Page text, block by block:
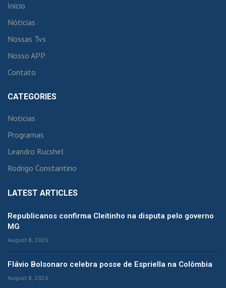
Inicio
Nóticias
Nossas Tvs
Nosso APP
Contato
CATEGORIES
Noticias
Programas
Leandro Rucshel
Rodrigo Constantino
LATEST ARTICLES
Republicanos confirma Cleitinho na disputa pelo governo
MG
August 8, 2026
Flávio Bolsonaro celebra posse de Espriella na Colômbia
August 8, 2026